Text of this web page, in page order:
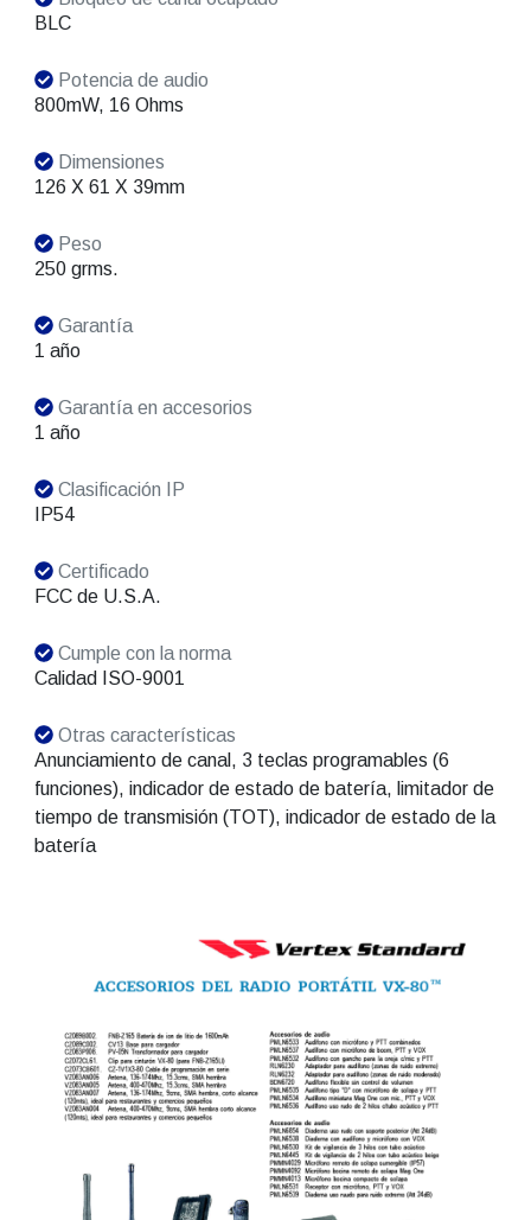
BLC
Potencia de audio
800mW, 16 Ohms
Dimensiones
126 X 61 X 39mm
Peso
250 grms.
Garantía
1 año
Garantía en accesorios
1 año
Clasificación IP
IP54
Certificado
FCC de U.S.A.
Cumple con la norma
Calidad ISO-9001
Otras características
Anunciamiento de canal, 3 teclas programables (6
funciones), indicador de estado de batería, limitador de
tiempo de transmisión (TOT), indicador de estado de la
batería